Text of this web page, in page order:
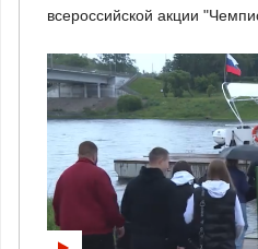
всероссийской акции